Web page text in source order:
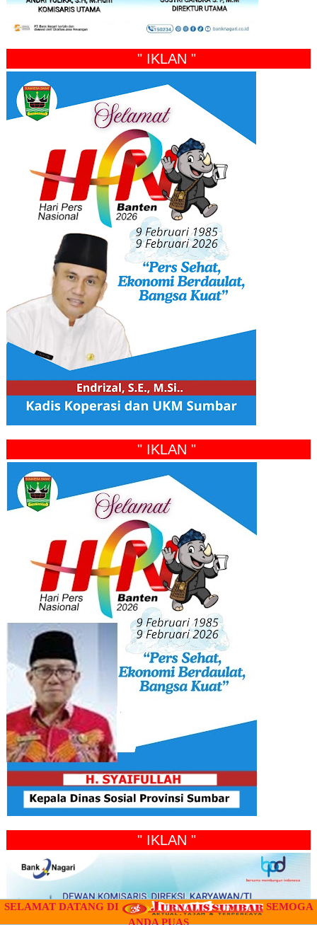
" IKLAN "
" IKLAN "
" IKLAN "
SELAMAT DATANG DI
SEMOGA
ANDA PUAS